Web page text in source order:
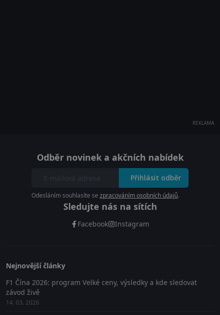
REKLAMA
Odběr novinek a akčních nabídek
Přihlásit odběr
Odesláním souhlasíte se zpracováním osobních údajů.
Sledujte nás na sítích
Facebook Instagram
Nejnovější články
F1 Čína 2026: program Velké ceny, výsledky a kde sledovat
závod živě
14. 03. 2026